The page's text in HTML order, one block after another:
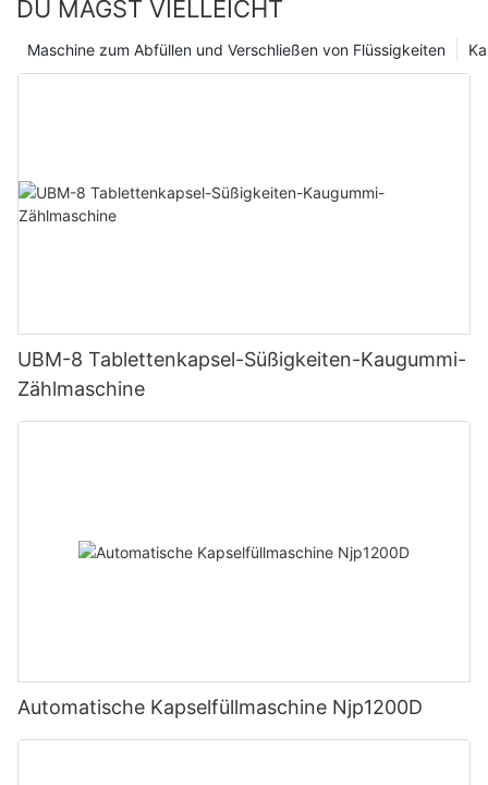
erfolgreicher sein und den sich ständig ändernden Bedürfnissen
DU MAGST VIELLEICHT
Maschine zum Abfüllen und Verschließen von Flüssigkeiten
UBM-8 Tablettenkapsel-Süßigkeiten-Kaugummi-
Zählmaschine
Automatische Kapselfüllmaschine Njp1200D